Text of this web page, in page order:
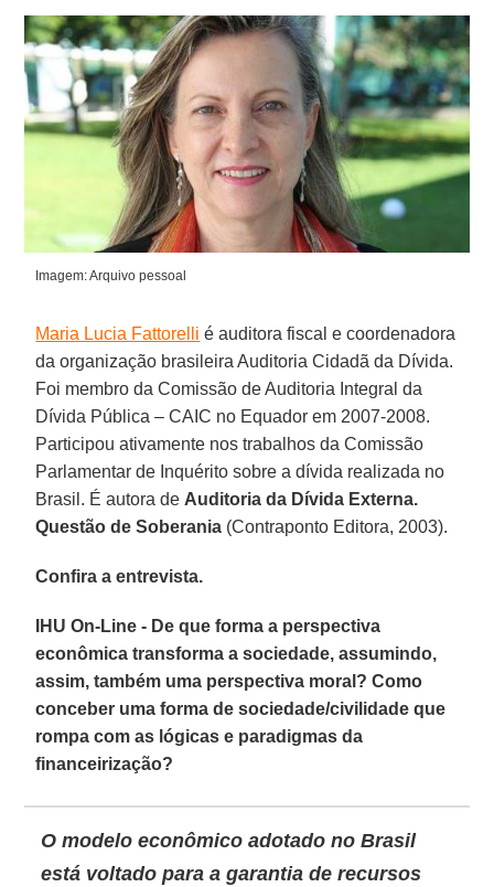
Imagem: Arquivo pessoal
Maria Lucia Fattorelli é auditora fiscal e coordenadora
da organização brasileira Auditoria Cidadã da Dívida.
Foi membro da Comissão de Auditoria Integral da
Dívida Pública – CAIC no Equador em 2007-2008.
Participou ativamente nos trabalhos da Comissão
Parlamentar de Inquérito sobre a dívida realizada no
Brasil. É autora de Auditoria da Dívida Externa.
Questão de Soberania (Contraponto Editora, 2003).
Confira a entrevista.
IHU On-Line - De que forma a perspectiva
econômica transforma a sociedade, assumindo,
assim, também uma perspectiva moral? Como
conceber uma forma de sociedade/civilidade que
rompa com as lógicas e paradigmas da
financeirização?
O modelo econômico adotado no Brasil
está voltado para a garantia de recursos